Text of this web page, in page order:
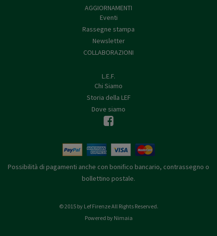
AGGIORNAMENTI
Eventi
Rassegne stampa
Newsletter
COLLABORAZIONI
L.E.F.
Chi Siamo
Storia della LEF
Dove siamo
Possibilità di pagamenti anche con bonifico bancario, contrassegno o
bollettino postale.
© 2015 by Lef Firenze All Rights Reserved.
Powered by Nimaia